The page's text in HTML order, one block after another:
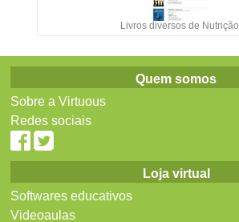
Livros diversos de Nutrição
Quem somos
Sobre a Virtuous
Redes sociais
Loja virtual
Softwares educativos
Videoaulas